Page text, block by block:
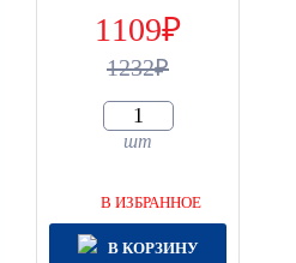
1109
1232
шт
В ИЗБРАННОЕ
В КОРЗИНУ